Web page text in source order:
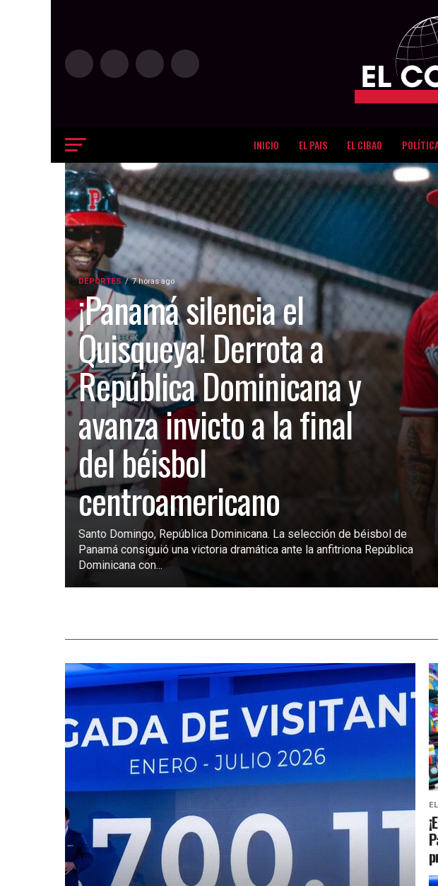
INICIO EL PAIS EL CIBAO
DEPORTES 7 horas ago
¡Panamá silencia el
Quisqueya! Derrota a
República Dominicana y
avanza invicto a la final
del béisbol
centroamericano
Santo Domingo, República Dominicana. La selección de béisbol de
Panamá consiguió una victoria dramática ante la anfitriona República
Dominicana con...